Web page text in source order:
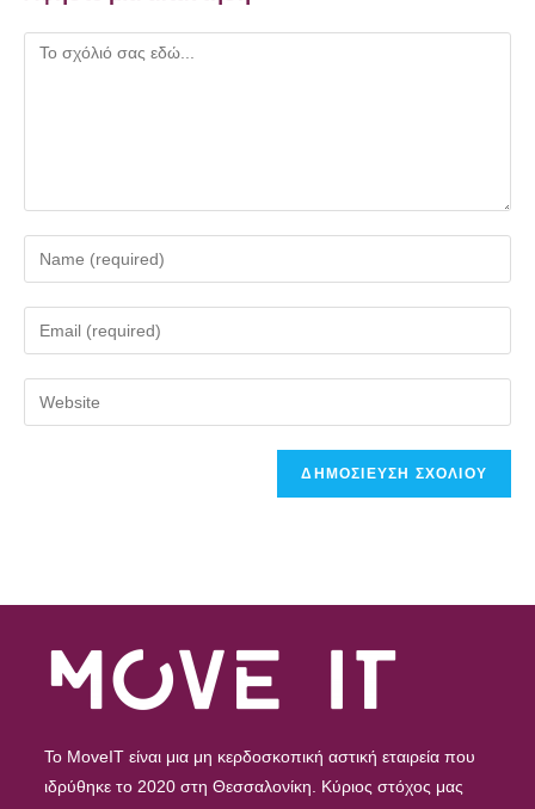
To MoveIT είναι μια μη κερδοσκοπική αστική εταιρεία που
ιδρύθηκε το 2020 στη Θεσσαλονίκη. Κύριος στόχος μας